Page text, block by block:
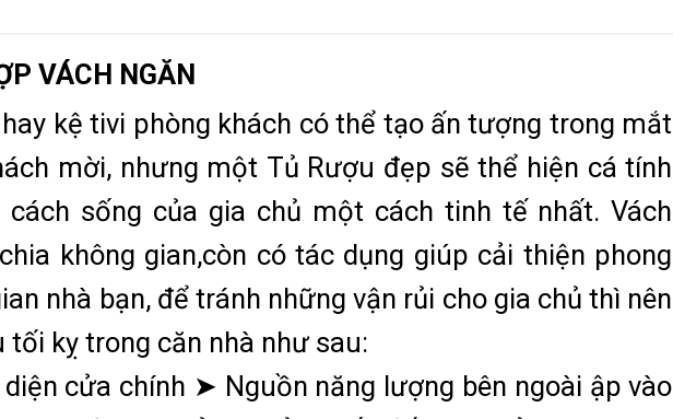
VÁCH NGĂN
kệ tivi phòng khách có thể tạo ấn tượng trong mắt
mời, nhưng một Tủ Rượu đẹp sẽ thể hiện cá tính
cách sống của gia chủ một cách tinh tế nhất. Vách
không gian,còn có tác dụng giúp cải thiện phong
nhà bạn, để tránh những vận rủi cho gia chủ thì nên
kỵ trong căn nhà như sau:
diện cửa chính ➤ Nguồn năng lượng bên ngoài ập vào